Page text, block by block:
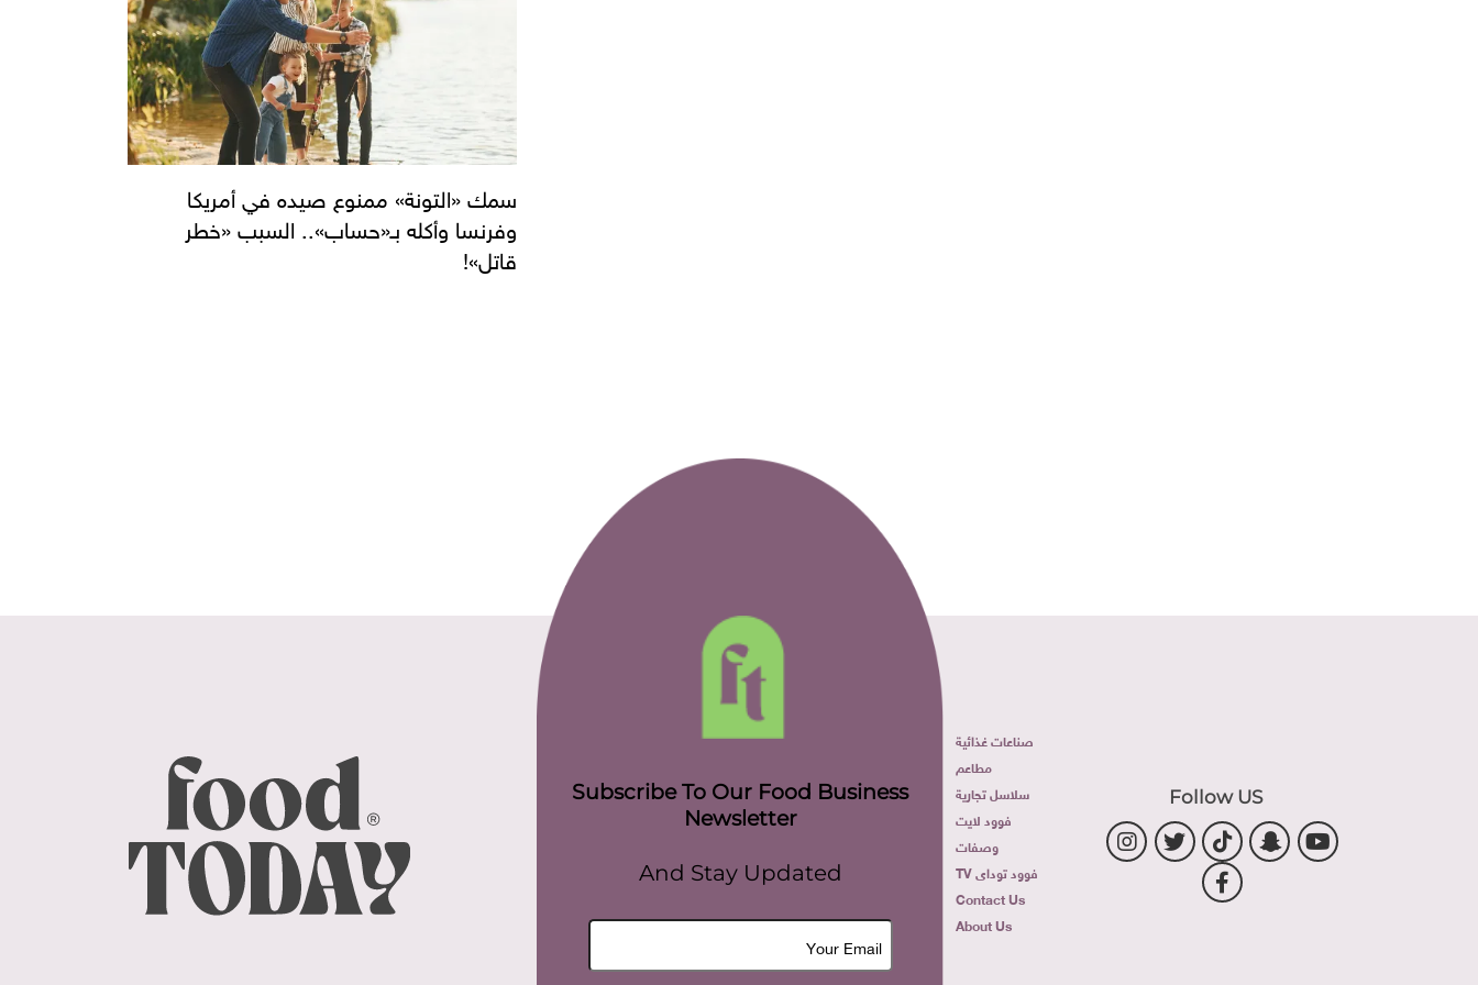
سمك «التونة» ممنوع صيده في أمريكا
وفرنسا وأكله بـ«حساب».. السبب «خطر
قاتل»!
Follow US
صناعات غذائية
مطاعم
سلاسل تجارية
فوود لايت
وصفات
فوود توداى TV
Contact Us
About Us
Subscribe To Our Food Business
Newsletter
And Stay Updated